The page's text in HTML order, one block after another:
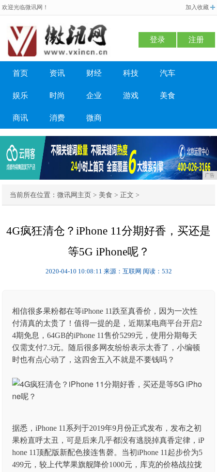
欢迎光临微讯网！ 加入收藏
登录 注册
首页 资讯 财经 科技 汽车
娱乐 时尚 企业 游戏 美食
商讯 消费 微商
广告
当前所在位置：微讯网主页 > 美食 > 正文 >
4G疯狂清仓？iPhone 11分期好香，买还是
等5G iPhone呢？
2020-04-10 10:08:11 来源：互联网 阅读：532
相信很多果粉都在等iPhone 11跌至真香价，因为一次性
付清真的太贵了！值得一提的是，近期某电商平台开启2
4期免息，64GB的iPhone 11售价5299元，使用分期每天
仅需支付7.3元。随后很多网友纷纷表示太香了，小编顿
时也有点心动了，这四舍五入不就是不要钱吗？
据悉，iPhone 11系列于2019年9月份正式发布，发布之初
果粉直呼太丑，可是后来几乎都没有逃脱掉真香定律，iP
hone 11顶配版新配色接连售磬。当初iPhone 11起步价为5
499元，较上代苹果旗舰降价1000元，库克的价格战拉拢